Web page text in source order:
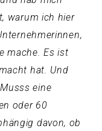
warum ich hier
mache. Es ist
hat. Und
eine
oder 60
davon, ob